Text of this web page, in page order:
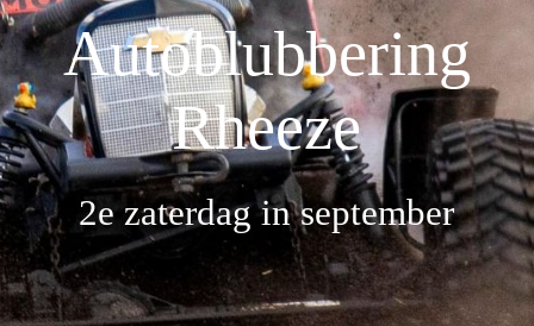
Autoblubbering
Rheeze
2e zaterdag in september
Uitslagen
NK stand
Sponsoren
Reglement